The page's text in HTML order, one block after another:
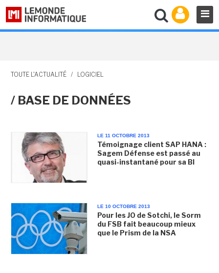
TOUTE L'ACTUALITÉ / LOGICIEL
/ BASE DE DONNÉES
LE 11 OCTOBRE 2013
Témoignage client SAP HANA :
Sagem Défense est passé au
quasi-instantané pour sa BI
LE 10 OCTOBRE 2013
Pour les JO de Sotchi, le Sorm
du FSB fait beaucoup mieux
que le Prism de la NSA